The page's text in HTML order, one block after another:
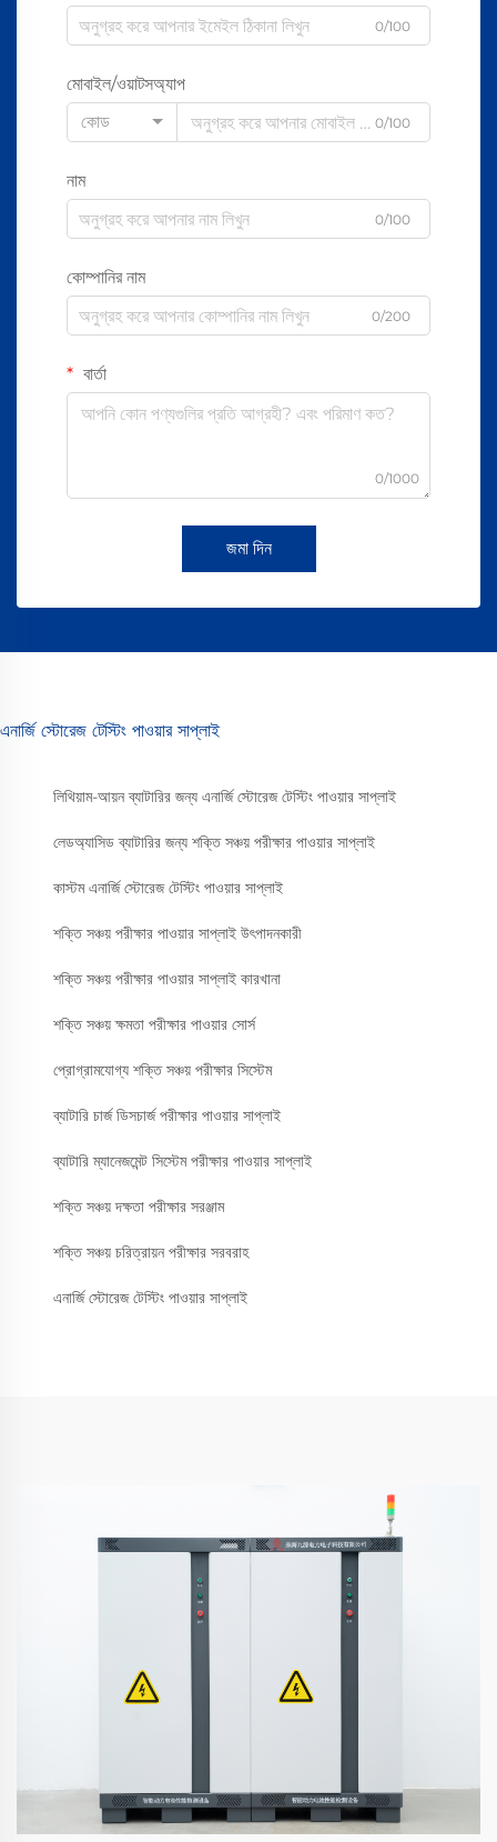
0/100
মোবাইল/ওয়াটসঅ্যাপ
কোড
0/100
নাম
0/100
কোম্পানির নাম
0/200
বার্তা
0/1000
জমা দিন
এনার্জি স্টোরেজ টেস্টিং পাওয়ার সাপ্লাই
লিথিয়াম-আয়ন ব্যাটারির জন্য এনার্জি স্টোরেজ টেস্টিং পাওয়ার সাপ্লাই
লেডঅ্যাসিড ব্যাটারির জন্য শক্তি সঞ্চয় পরীক্ষার পাওয়ার সাপ্লাই
কাস্টম এনার্জি স্টোরেজ টেস্টিং পাওয়ার সাপ্লাই
শক্তি সঞ্চয় পরীক্ষার পাওয়ার সাপ্লাই উৎপাদনকারী
শক্তি সঞ্চয় পরীক্ষার পাওয়ার সাপ্লাই কারখানা
শক্তি সঞ্চয় ক্ষমতা পরীক্ষার পাওয়ার সোর্স
প্রোগ্রামযোগ্য শক্তি সঞ্চয় পরীক্ষার সিস্টেম
ব্যাটারি চার্জ ডিসচার্জ পরীক্ষার পাওয়ার সাপ্লাই
ব্যাটারি ম্যানেজমেন্ট সিস্টেম পরীক্ষার পাওয়ার সাপ্লাই
শক্তি সঞ্চয় দক্ষতা পরীক্ষার সরঞ্জাম
শক্তি সঞ্চয় চরিত্রায়ন পরীক্ষার সরবরাহ
এনার্জি স্টোরেজ টেস্টিং পাওয়ার সাপ্লাই